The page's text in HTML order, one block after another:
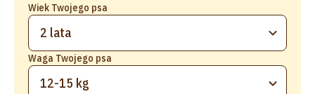
Wiek Twojego psa
2 lata
Waga Twojego psa
12-15 kg